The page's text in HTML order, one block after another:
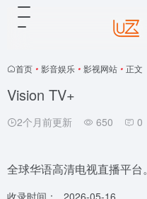
首页 • 影音娱乐 • 影视网站 • 正文
Vision TV+
2个月前更新 650 0
全球华语高清电视直播平台。
收录时间： 2026-05-16